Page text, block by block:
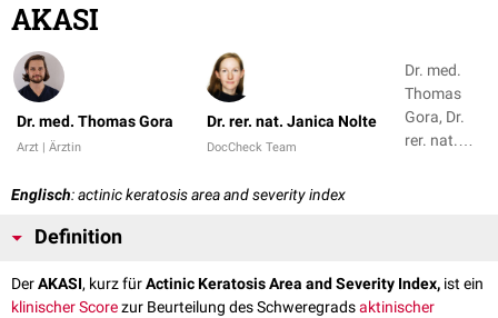
AKASI
Dr. med. Thomas Gora
Arzt | Ärztin
Dr. rer. nat. Janica Nolte
DocCheck Team
Dr. med.
Thomas
Gora, Dr.
rer. nat.
Englisch: actinic keratosis area and severity index
Definition
DerAKASI, kurz fürActinic Keratosis Area and Severity Index, ist ein
klinischerScorezur Beurteilung des Schweregradsaktinischer